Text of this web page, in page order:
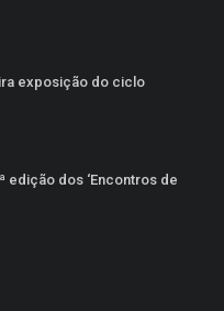
exposição do ciclo
edição dos ‘Encontros de